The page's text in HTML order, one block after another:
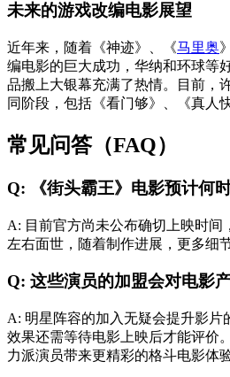
未来的游戏改编电影展望
近年来，随着《神迹》、《马里奥
编电影的巨大成功，华纳和环球等
品搬上大银幕充满了热情。目前，
同阶段，包括《看门够》、《真人
常见问答（FAQ）
Q: 《街头霸王》电影预计何
A: 目前官方尚未公布确切上映时间
左右面世，随着制作进展，更多细
Q: 这些演员的加盟会对电影
A: 明星阵容的加入无疑会提升影片
效果还需等待电影上映后才能评价
力派演员带来更精彩的格斗电影体验